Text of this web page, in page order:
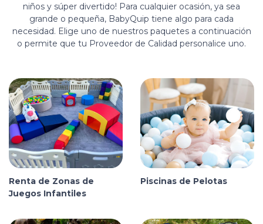
niños y súper divertido! Para cualquier ocasión, ya sea
grande o pequeña, BabyQuip tiene algo para cada
necesidad. Elige uno de nuestros paquetes a continuación
o permite que tu Proveedor de Calidad personalice uno.
Renta de Zonas de
Juegos Infantiles
Piscinas de Pelotas